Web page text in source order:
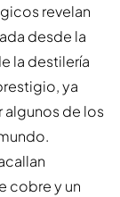
revelan
desde la
la destilería
ya
algunos de los
cobre y un